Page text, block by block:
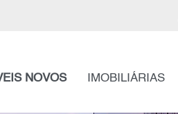
NOVOS IMOBILIÁRIAS